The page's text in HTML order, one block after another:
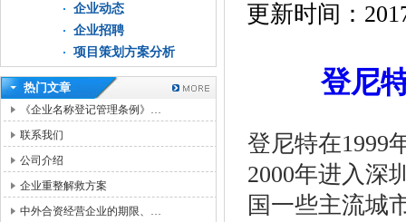
企业动态
企业招聘
项目策划方案分析
热门文章
《企业名称登记管理条例》…
联系我们
公司介绍
企业重整解救方案
中外合资经营企业的期限、…
更新时间：
登尼
登尼特在1999
2000年进入深
国一些主流城